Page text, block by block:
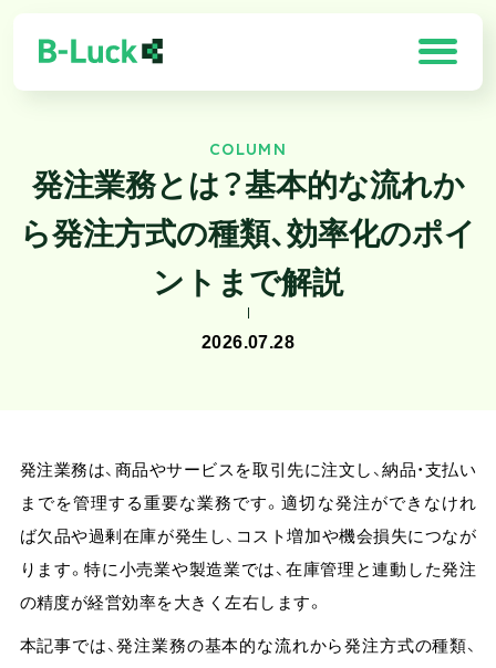
解決できる課題
よくある質問
AI-UEOフォーラム 会員限定
COLUMN
発注業務とは？基本的な流れか
ら発注方式の種類、効率化のポイ
ントまで解説
2026.07.28
発注業務は、商品やサービスを取引先に注文し、納品・支払い
までを管理する重要な業務です。適切な発注ができなけれ
ば欠品や過剰在庫が発生し、コスト増加や機会損失につなが
ります。特に小売業や製造業では、在庫管理と連動した発注
の精度が経営効率を大きく左右します。
本記事では、発注業務の基本的な流れから発注方式の種類、